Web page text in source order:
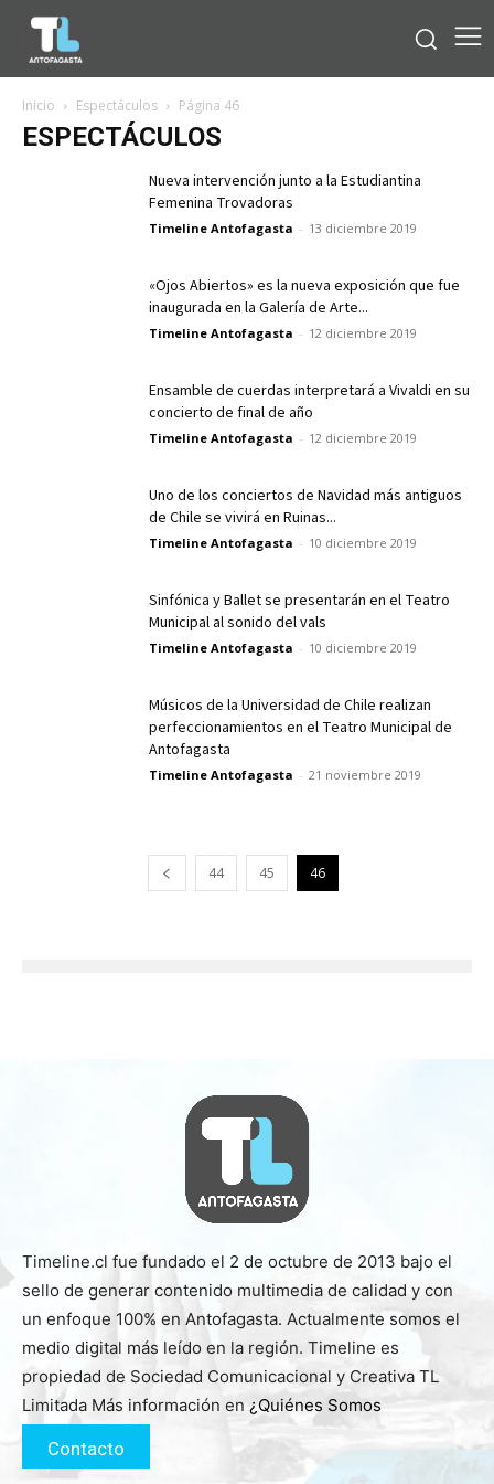
Inicio Espectáculos Página 46
ESPECTÁCULOS
Nueva intervención junto a la Estudiantina
Femenina Trovadoras
Timeline Antofagasta - 13 diciembre 2019
«Ojos Abiertos» es la nueva exposición que fue
inaugurada en la Galería de Arte...
Timeline Antofagasta - 12 diciembre 2019
Ensamble de cuerdas interpretará a Vivaldi en su
concierto de final de año
Timeline Antofagasta - 12 diciembre 2019
Uno de los conciertos de Navidad más antiguos
de Chile se vivirá en Ruinas...
Timeline Antofagasta - 10 diciembre 2019
Sinfónica y Ballet se presentarán en el Teatro
Municipal al sonido del vals
Timeline Antofagasta - 10 diciembre 2019
Músicos de la Universidad de Chile realizan
perfeccionamientos en el Teatro Municipal de
Antofagasta
Timeline Antofagasta - 21 noviembre 2019
44 45 46
Timeline.cl fue fundado el 2 de octubre de 2013 bajo el
sello de generar contenido multimedia de calidad y con
un enfoque 100% en Antofagasta. Actualmente somos el
medio digital más leído en la región. Timeline es
propiedad de Sociedad Comunicacional y Creativa TL
Limitada Más información en ¿Quiénes Somos
Contacto